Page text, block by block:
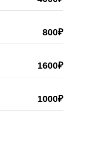
800₽
1600₽
1000₽